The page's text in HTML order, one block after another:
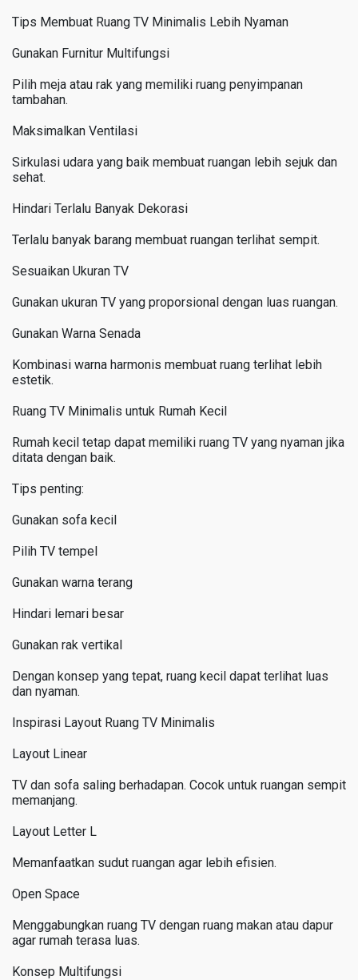
Tips Membuat Ruang TV Minimalis Lebih Nyaman
Gunakan Furnitur Multifungsi
Pilih meja atau rak yang memiliki ruang penyimpanan
tambahan.
Maksimalkan Ventilasi
Sirkulasi udara yang baik membuat ruangan lebih sejuk dan
sehat.
Hindari Terlalu Banyak Dekorasi
Terlalu banyak barang membuat ruangan terlihat sempit.
Sesuaikan Ukuran TV
Gunakan ukuran TV yang proporsional dengan luas ruangan.
Gunakan Warna Senada
Kombinasi warna harmonis membuat ruang terlihat lebih
estetik.
Ruang TV Minimalis untuk Rumah Kecil
Rumah kecil tetap dapat memiliki ruang TV yang nyaman jika
ditata dengan baik.
Tips penting:
Gunakan sofa kecil
Pilih TV tempel
Gunakan warna terang
Hindari lemari besar
Gunakan rak vertikal
Dengan konsep yang tepat, ruang kecil dapat terlihat luas
dan nyaman.
Inspirasi Layout Ruang TV Minimalis
Layout Linear
TV dan sofa saling berhadapan. Cocok untuk ruangan sempit
memanjang.
Layout Letter L
Memanfaatkan sudut ruangan agar lebih efisien.
Open Space
Menggabungkan ruang TV dengan ruang makan atau dapur
agar rumah terasa luas.
Konsep Multifungsi